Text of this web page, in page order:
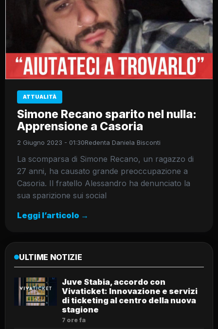
ATTUALITÀ
Simone Recano sparito nel nulla:
Apprensione a Casoria
2 Giugno 2023 - 01:30Redenta Daniela Bisconti
La scomparsa di Simone Recano, un ragazzo di
27 anni, ha causato grande preoccupazione a
Casoria. Il fratello Alessandro ha denunciato la
sua sparizione sui social
Leggi l’articolo →
ULTIME NOTIZIE
Juve Stabia, accordo con
Vivaticket: Innovazione e servizi
di ticketing al centro della nuova
stagione
7 ore fa